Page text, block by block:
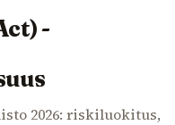
-
2026: riskiluokitus,